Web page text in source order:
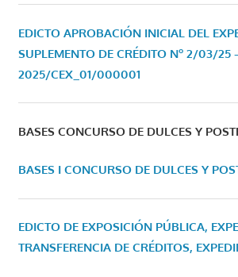
EDICTO APROBACIÓN INICIAL DEL
SUPLEMENTO DE CRÉDITO Nº 2/03/25
2025/CEX_01/000001
BASES CONCURSO DE DULCES Y
BASES I CONCURSO DE DULCES Y
EDICTO DE EXPOSICIÓN PÚBLICA,
TRANSFERENCIA DE CRÉDITOS,